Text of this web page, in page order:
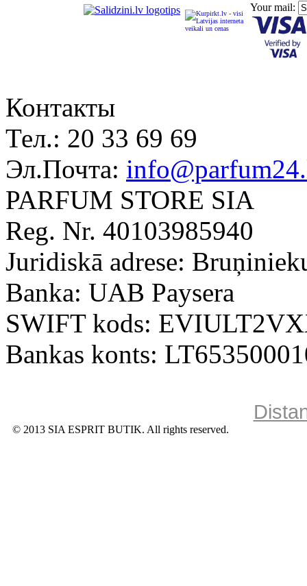
Your mail:
Контакты
Тел.: 20 33 69 69
Эл.Почта:
PARFUM STORE SIA
Reg. Nr. 40103985940
Juridiskā adrese:
Banka: UAB Paysera
SWIFT kods:
Bankas konts:
© 2013 SIA ESPRIT BUTIK. All rights reserved.